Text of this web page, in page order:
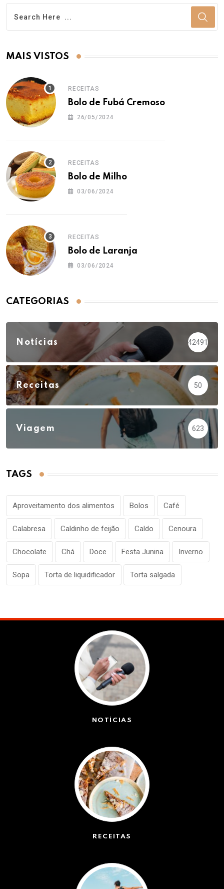
MAIS VISTOS
RECEITAS
Bolo de Fubá Cremoso
26/05/2024
RECEITAS
Bolo de Milho
03/06/2024
RECEITAS
Bolo de Laranja
03/06/2024
CATEGORIAS
Notícias 42491
Receitas 50
Viagem 623
TAGS
Aproveitamento dos alimentos Bolos Café
Calabresa Caldinho de feijão Caldo Cenoura
Chocolate Chá Doce Festa Junina Inverno
Sopa Torta de liquidificador Torta salgada
NOTÍCIAS
RECEITAS